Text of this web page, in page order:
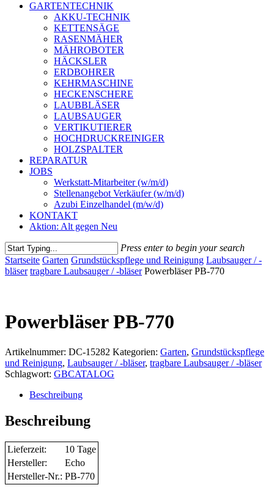
GARTENTECHNIK
AKKU-TECHNIK
KETTENSÄGE
RASENMÄHER
MÄHROBOTER
HÄCKSLER
ERDBOHRER
KEHRMASCHINE
HECKENSCHERE
LAUBBLÄSER
LAUBSAUGER
VERTIKUTIERER
HOCHDRUCKREINIGER
HOLZSPALTER
REPARATUR
JOBS
Werkstatt-Mitarbeiter (w/m/d)
Stellenangebot Verkäufer (w/m/d)
Azubi Einzelhandel (m/w/d)
KONTAKT
Aktion: Alt gegen Neu
Press enter to begin your search
Close
Search
Startseite Garten Grundstückspflege und Reinigung Laubsauger / -
bläser tragbare Laubsauger / -bläser Powerbläser PB-770
Powerbläser PB-770
Artikelnummer: DC-15282 Kategorien: Garten, Grundstückspflege
und Reinigung, Laubsauger / -bläser, tragbare Laubsauger / -bläser
Schlagwort: GBCATALOG
Beschreibung
Beschreibung
Lieferzeit:
10 Tage
Hersteller:
Echo
Hersteller-Nr.: PB-770